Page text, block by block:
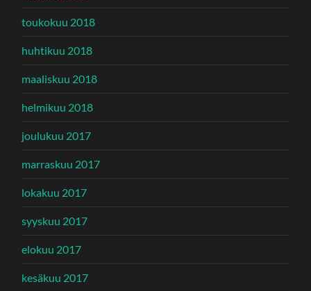
toukokuu 2018
huhtikuu 2018
maaliskuu 2018
helmikuu 2018
joulukuu 2017
marraskuu 2017
lokakuu 2017
syyskuu 2017
elokuu 2017
kesäkuu 2017